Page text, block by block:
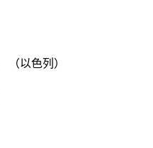
（以色列）